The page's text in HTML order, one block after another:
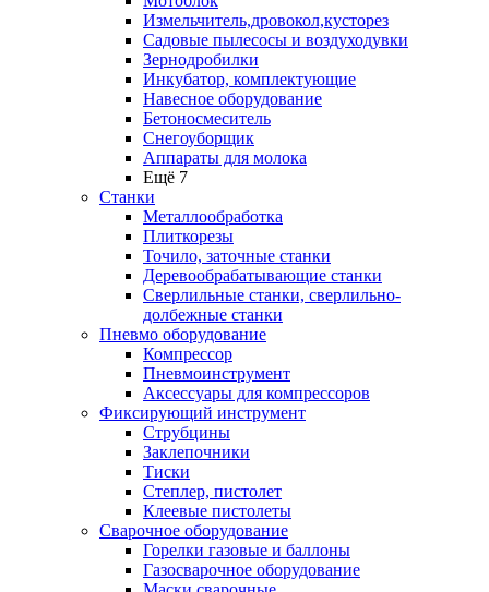
Измельчитель,дровокол,кусторез
Садовые пылесосы и воздуходувки
Зернодробилки
Инкубатор, комплектующие
Навесное оборудование
Бетоносмеситель
Снегоуборщик
Аппараты для молока
Ещё 7
Станки
Металлообработка
Плиткорезы
Точило, заточные станки
Деревообрабатывающие станки
Сверлильные станки, сверлильно-
долбежные станки
Пневмо оборудование
Компрессор
Пневмоинструмент
Аксессуары для компрессоров
Фиксирующий инструмент
Струбцины
Заклепочники
Тиски
Степлер, пистолет
Клеевые пистолеты
Сварочное оборудование
Горелки газовые и баллоны
Газосварочное оборудование